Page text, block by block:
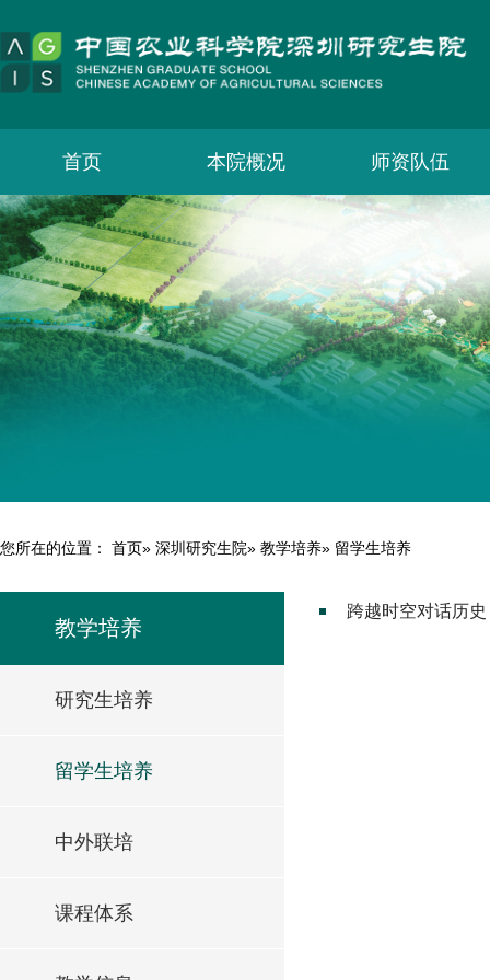
首页 本院概况 师资队伍
您所在的位置： 首页» 深圳研究生院» 教学培养» 留学生培养
教学培养
研究生培养
留学生培养
中外联培
课程体系
跨越时空对话历